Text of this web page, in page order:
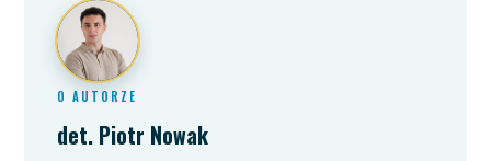
O AUTORZE
det. Piotr Nowak